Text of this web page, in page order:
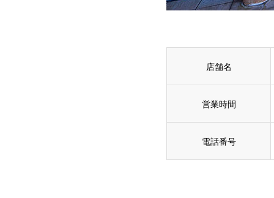
店舗名
営業時間
電話番号